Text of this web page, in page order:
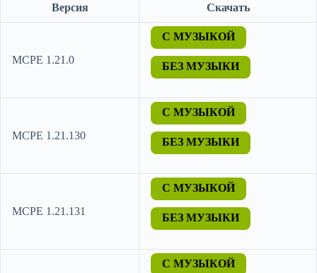
Версия Скачать
MCPE 1.21.0
С МУЗЫКОЙ
БЕЗ МУЗЫКИ
MCPE 1.21.130
С МУЗЫКОЙ
БЕЗ МУЗЫКИ
MCPE 1.21.131
С МУЗЫКОЙ
БЕЗ МУЗЫКИ
С МУЗЫКОЙ